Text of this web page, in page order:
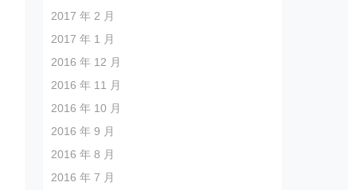
2017 年 2 月
2017 年 1 月
2016 年 12 月
2016 年 11 月
2016 年 10 月
2016 年 9 月
2016 年 8 月
2016 年 7 月